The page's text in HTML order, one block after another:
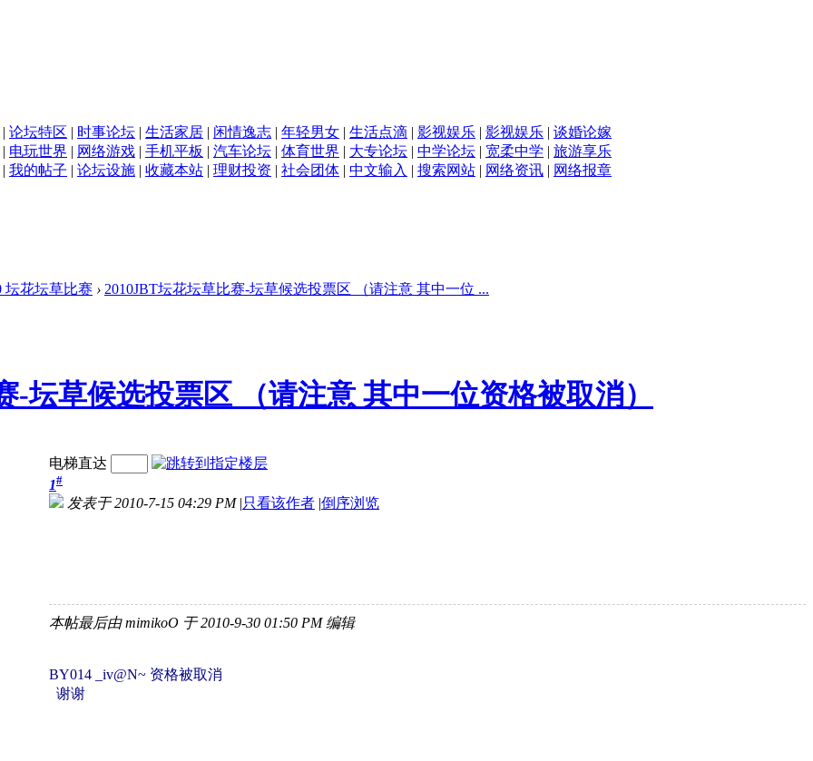
| 论坛特区 | 时事论坛 | 生活家居 | 闲情逸志 | 年轻男女 | 生活点滴 | 影视娱乐 | 影视娱乐 | 谈婚论嫁
| 电玩世界 | 网络游戏 | 手机平板 | 汽车论坛 | 体育世界 | 大专论坛 | 中学论坛 | 宽柔中学 | 旅游享乐
| 我的帖子 | 论坛设施 | 收藏本站 | 理财投资 | 社会团体 | 中文输入 | 搜索网站 | 网络资讯 | 网络报章
坛花坛草比赛 › 2010JBT坛花坛草比赛-坛草候选投票区 （请注意 其中一位 ...
-坛草候选投票区 （请注意 其中一位资格被取消）
电梯直达
1#
发表于 2010-7-15 04:29 PM |只看该作者 |倒序浏览
本帖最后由 mimikoO 于 2010-9-30 01:50 PM 编辑
BY014 _iv@N~ 资格被取消
谢谢